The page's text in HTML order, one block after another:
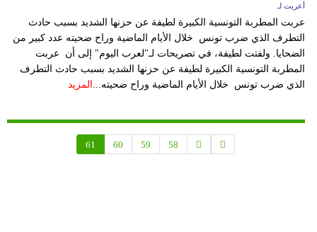
أعربت لـ
عربت المطربة التونسية الكبيرة لطيفة عن حزنها الشديد بسبب حادث
التطرف الذي ضرب تونس خلال الأيام الماضية وراح ضحيته عدد كبير من
الضحايا. ولفتت لطيفة، في تصريحات لـ"لعرب اليوم" إلى أن عربت
المطربة التونسية الكبيرة لطيفة عن حزنها الشديد بسبب حادث التطرف
الذي ضرب تونس خلال الأيام الماضية وراح ضحيته...
المزيد
58
59
60
61